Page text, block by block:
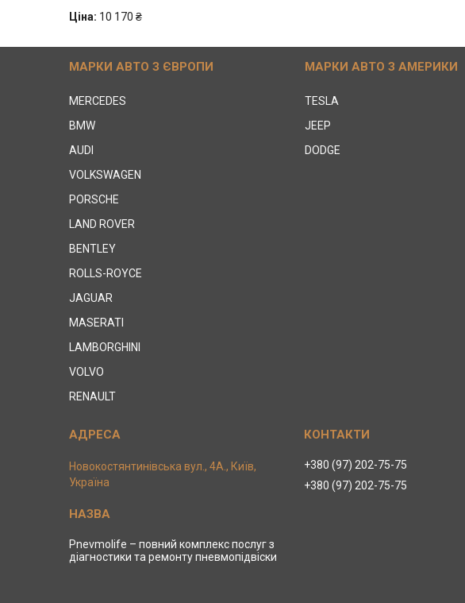
Ціна: 10 170 ₴
МАРКИ АВТО З ЄВРОПИ
MERCEDES
BMW
AUDI
VOLKSWAGEN
PORSCHE
LAND ROVER
BENTLEY
ROLLS-ROYCE
JAGUAR
MASERATI
LAMBORGHINI
VOLVO
RENAULT
МАРКИ АВТО З АМЕРИКИ
TESLA
JEEP
DODGE
Новокостянтинівська вул., 4А., Київ,
Україна
Pnevmolife – повний комплекс послуг з
діагностики та ремонту пневмопідвіски
+380 (97) 202-75-75
+380 (97) 202-75-75